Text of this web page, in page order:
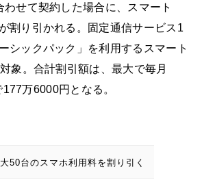
せて契約した場合に、スマート
割り引かれる。固定通信サービス1
シックパック」を利用するスマート
象。合計割引額は、最大で毎月
万6000円となる。
50台のスマホ利用料を割り引く